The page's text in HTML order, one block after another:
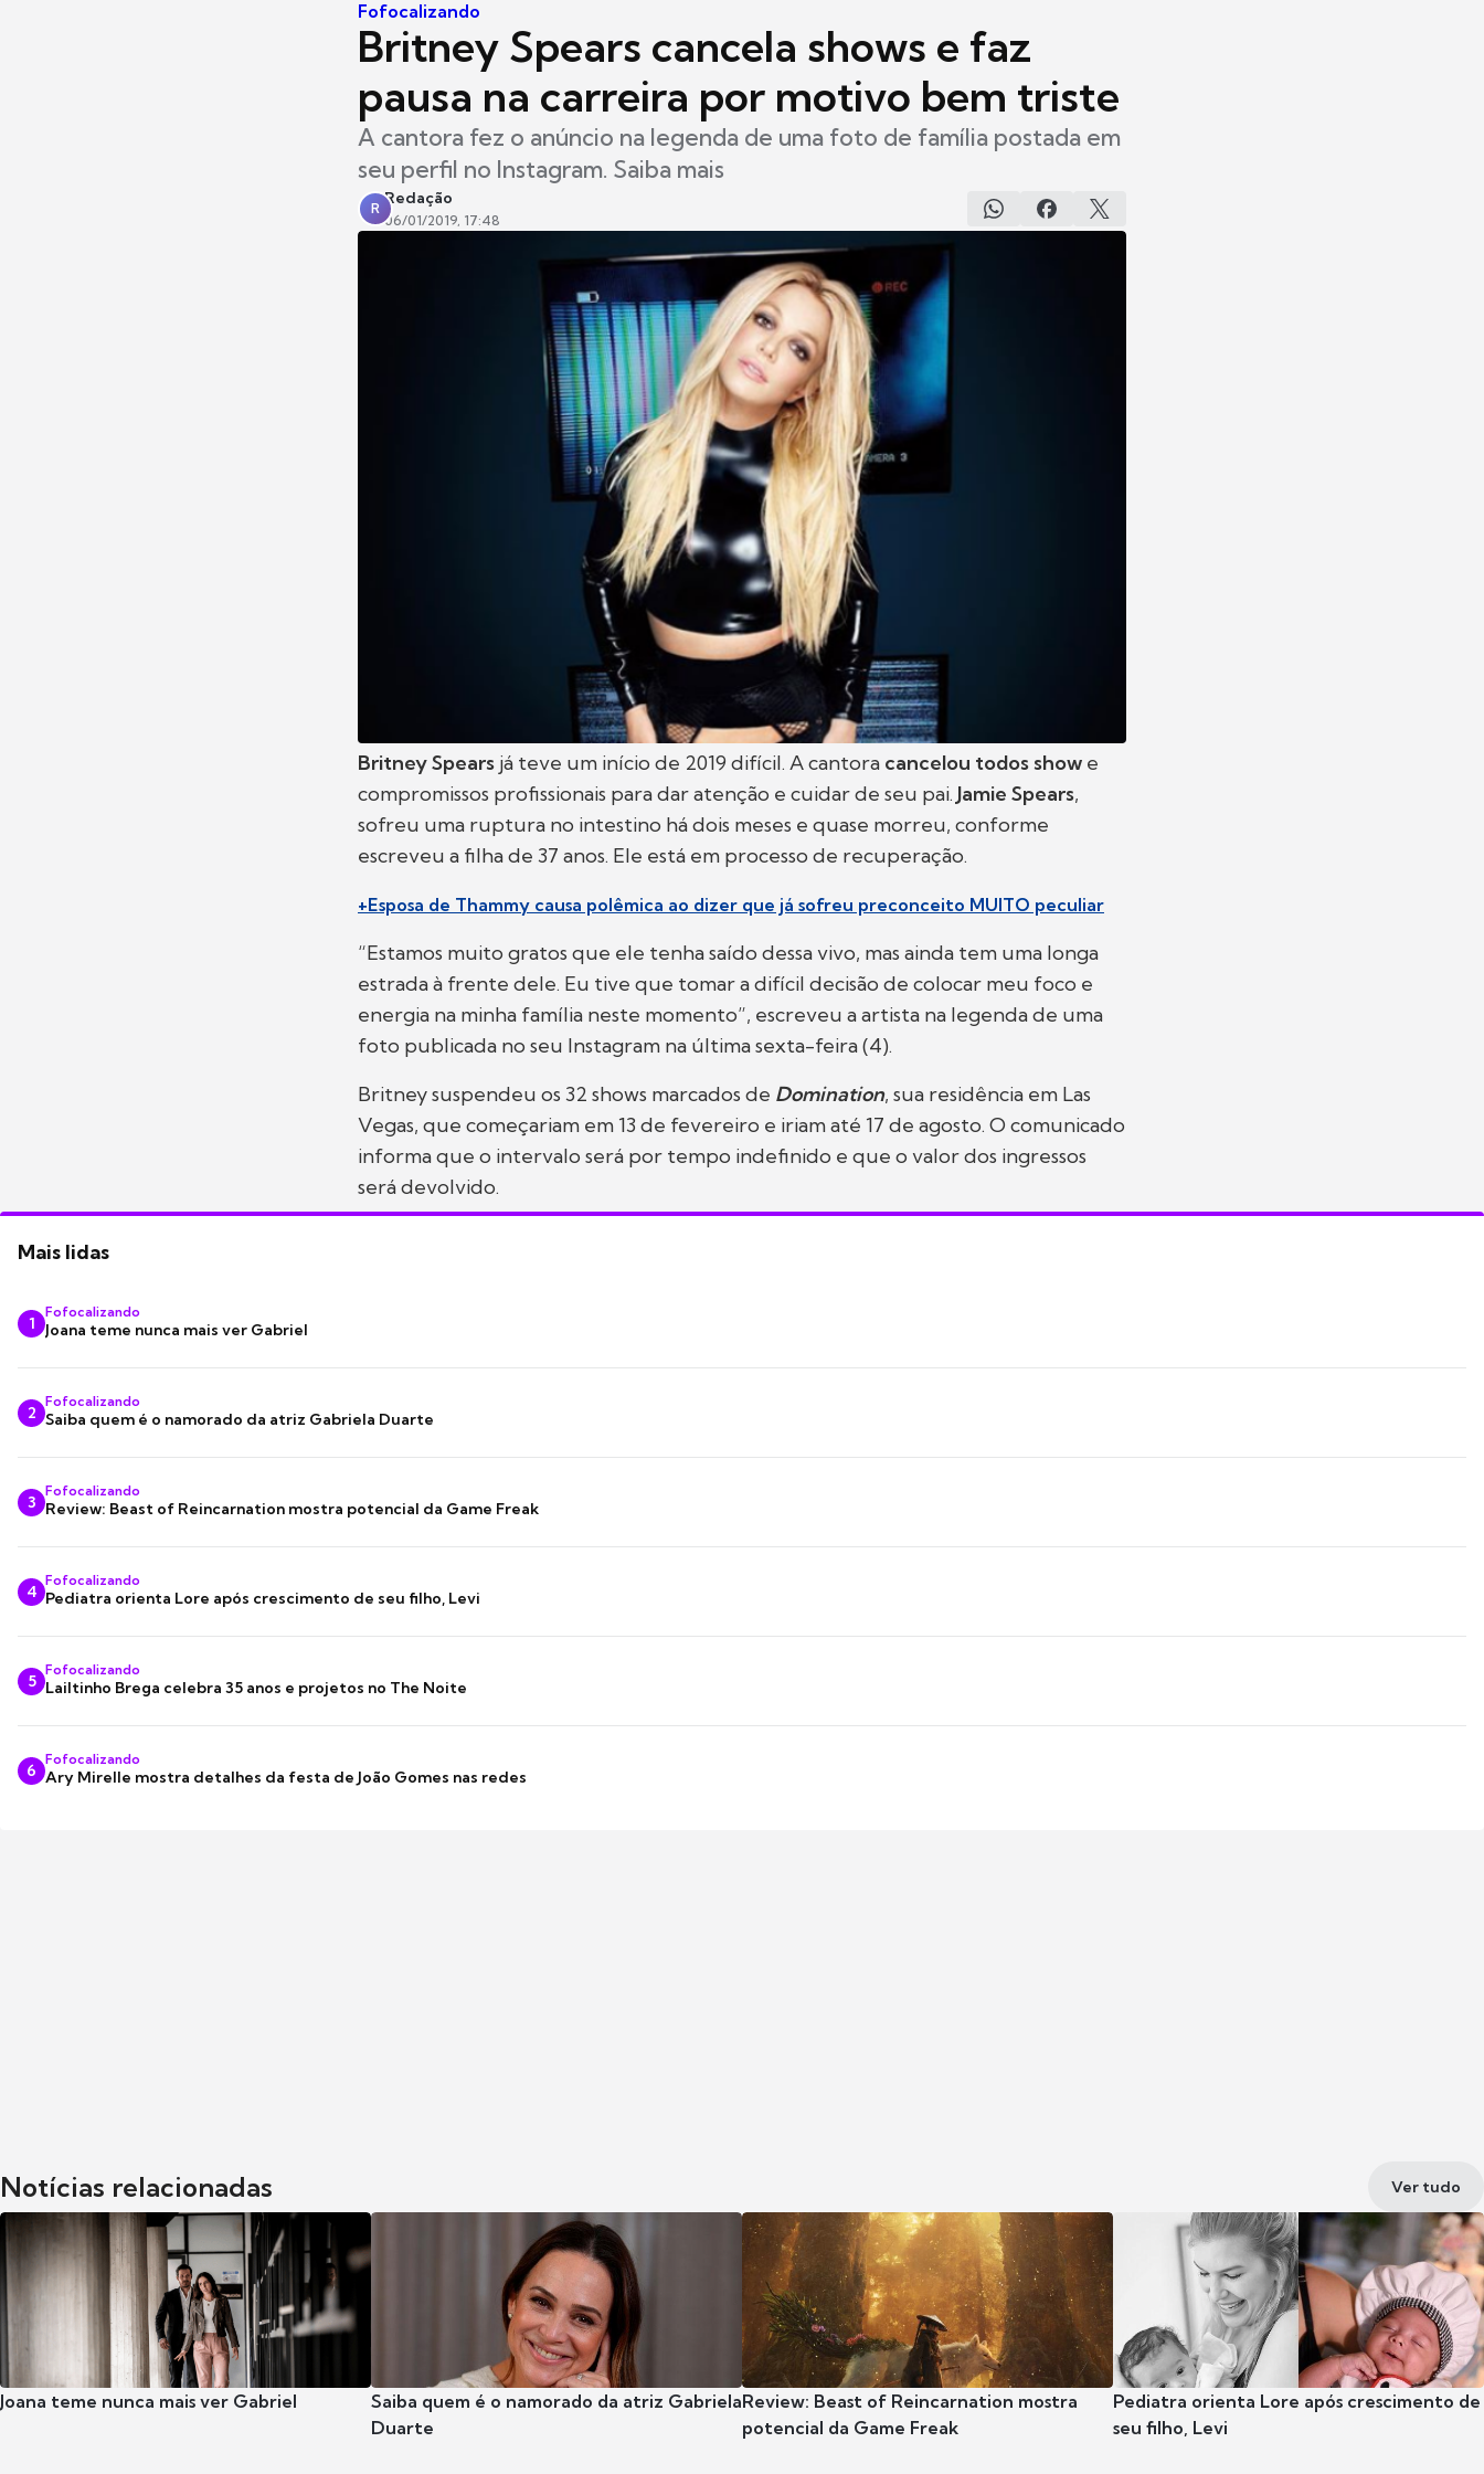
Fofocalizando
Britney Spears cancela shows e faz
pausa na carreira por motivo bem triste
A cantora fez o anúncio na legenda de uma foto de família postada em
seu perfil no Instagram. Saiba mais
R
Redação
06/01/2019, 17:48
Britney Spears já teve um início de 2019 difícil. A cantora cancelou todos show e
compromissos profissionais para dar atenção e cuidar de seu pai. Jamie Spears,
sofreu uma ruptura no intestino há dois meses e quase morreu, conforme
escreveu a filha de 37 anos. Ele está em processo de recuperação.
+Esposa de Thammy causa polêmica ao dizer que já sofreu preconceito MUITO peculiar
“Estamos muito gratos que ele tenha saído dessa vivo, mas ainda tem uma longa
estrada à frente dele. Eu tive que tomar a difícil decisão de colocar meu foco e
energia na minha família neste momento”, escreveu a artista na legenda de uma
foto publicada no seu Instagram na última sexta-feira (4).
Britney suspendeu os 32 shows marcados de Domination, sua residência em Las
Vegas, que começariam em 13 de fevereiro e iriam até 17 de agosto. O comunicado
informa que o intervalo será por tempo indefinido e que o valor dos ingressos
será devolvido.
Mais lidas
1
Fofocalizando
Joana teme nunca mais ver Gabriel
2
Fofocalizando
Saiba quem é o namorado da atriz Gabriela Duarte
3
Fofocalizando
Review: Beast of Reincarnation mostra potencial da Game Freak
4
Fofocalizando
Pediatra orienta Lore após crescimento de seu filho, Levi
5
Fofocalizando
Lailtinho Brega celebra 35 anos e projetos no The Noite
6
Fofocalizando
Ary Mirelle mostra detalhes da festa de João Gomes nas redes
Notícias relacionadas Ver tudo
Joana teme nunca mais ver Gabriel
Saiba quem é o namorado da atriz Gabriela
Duarte
Review: Beast of Reincarnation mostra
potencial da Game Freak
Pediatra orienta Lore após crescimento de
seu filho, Levi